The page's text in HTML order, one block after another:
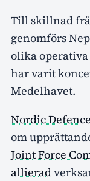
Till skillnad
genomförs
olika
har varit
Medelhavet.
Nordic
om
Joint Force
allierad